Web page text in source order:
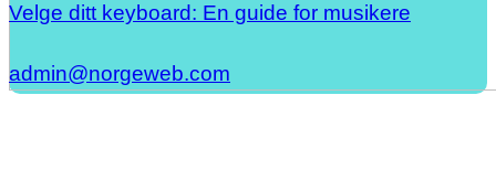
Velge ditt keyboard: En guide for musikere
admin@norgeweb.com